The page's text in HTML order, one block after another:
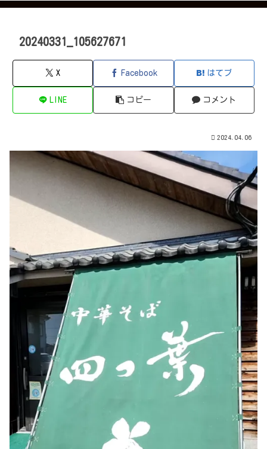
20240331_105627671
X Facebook はてブ
LINE コピー コメント
2024.04.06